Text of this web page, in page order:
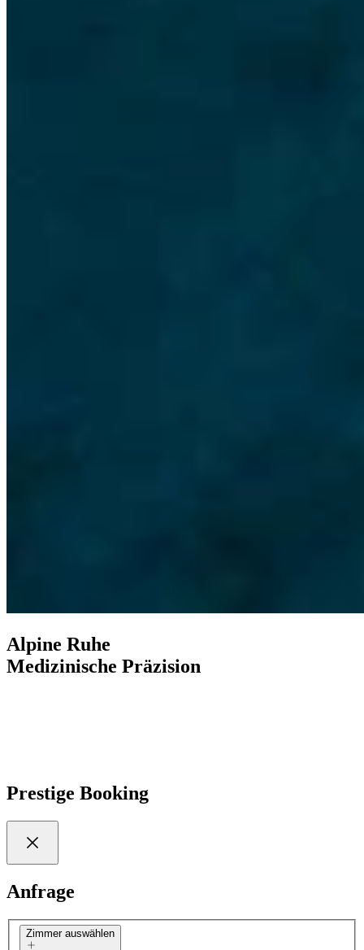
Alpine Ruhe
Medizinische Präzision
Prestige Booking
Anfrage
Zimmer auswählen